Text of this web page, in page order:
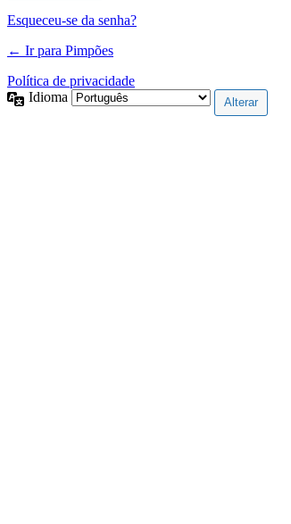
Esqueceu-se da senha?
← Ir para Pimpões
Política de privacidade
Idioma